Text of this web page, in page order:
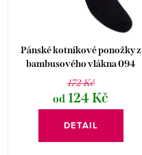
k
d
Pánské kotníkové ponožky z
bambusového vlákna 094
172 Kč
od 124 Kč
DETAIL